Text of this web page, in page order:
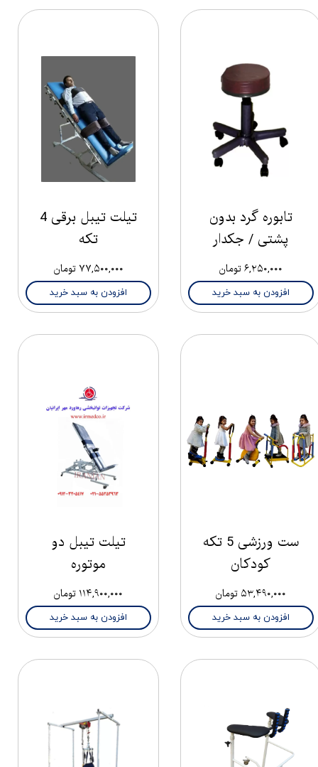
تابوره گرد بدون
پشتی / جکدار
۶,۲۵۰,۰۰۰ تومان
افزودن به سبد خرید
تیلت تیبل برقی 4
تکه
۷۷,۵۰۰,۰۰۰ تومان
افزودن به سبد خرید
ست ورزشی 5 تکه
کودکان
۵۳,۴۹۰,۰۰۰ تومان
افزودن به سبد خرید
تیلت تیبل دو
موتوره
۱۱۴,۹۰۰,۰۰۰ تومان
افزودن به سبد خرید